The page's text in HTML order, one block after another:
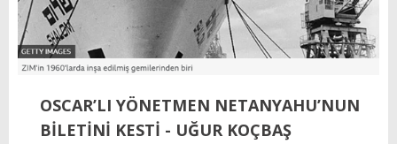
OSCAR’LI YÖNETMEN NETANYAHU’NUN
BİLETİNİ KESTİ - UĞUR KOÇBAŞ